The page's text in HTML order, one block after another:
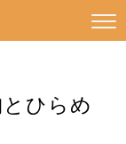
ひらめ